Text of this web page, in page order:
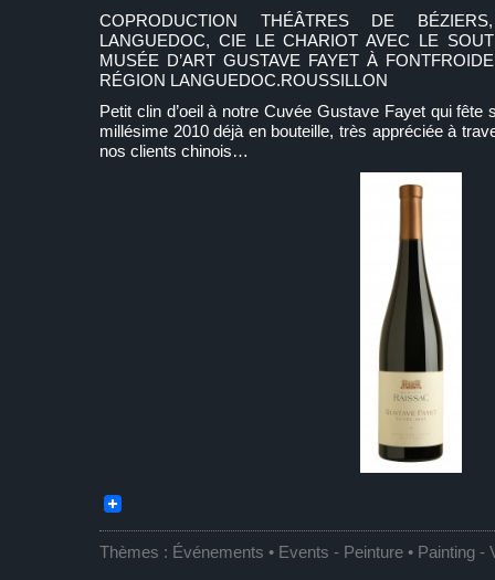
COPRODUCTION THÉÂTRES DE
LANGUEDOC, CIE LE CHARIOT AVEC LE
MUSÉE D’ART GUSTAVE FAYET À
RÉGION LANGUEDOC.ROUSSILLON
Petit clin d’oeil à notre Cuvée Gustave Fayet qui
millésime 2010 déjà en bouteille, très appréciée à
nos clients chinois…
Thèmes : Événements • Events - Peinture • Painting -